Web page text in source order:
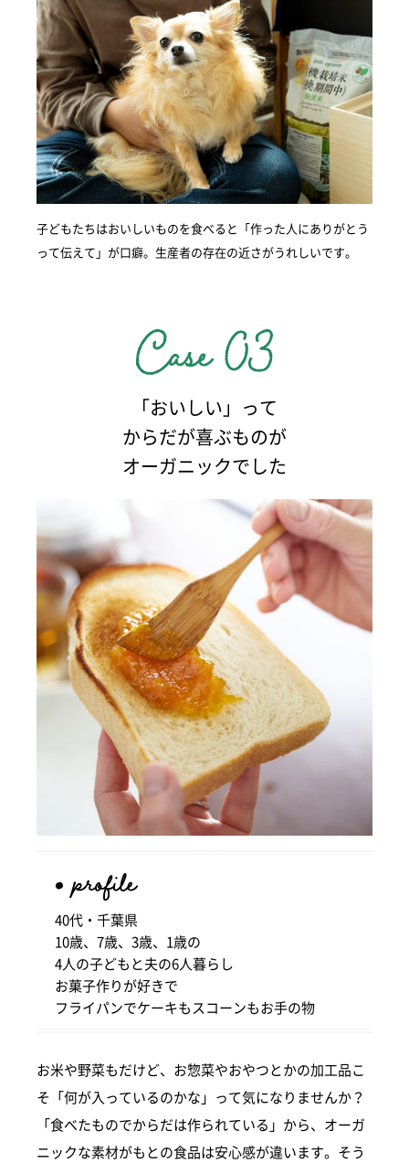
子どもたちはおいしいものを食べると「作った人にありがとう
って伝えて」が口癖。生産者の存在の近さがうれしいです。
「おいしい」って
からだが喜ぶものが
オーガニックでした
40代・千葉県
10歳、7歳、3歳、1歳の
4人の子どもと夫の6人暮らし
お菓子作りが好きで
フライパンでケーキもスコーンもお手の物
お米や野菜もだけど、お惣菜やおやつとかの加工品こ
そ「何が入っているのかな」って気になりませんか？
「食べたものでからだは作られている」から、オーガ
ニックな素材がもとの食品は安心感が違います。そう